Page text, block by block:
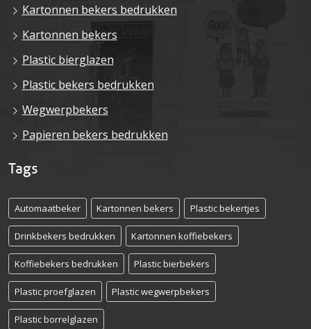
Kartonnen bekers bedrukken
Kartonnen bekers
Plastic bierglazen
Plastic bekers bedrukken
Wegwerpbekers
Papieren bekers bedrukken
Tags
Automaatbeker Kartonnen bekers Plastic bekertjes
Drinkbekers bedrukken Kartonnen koffiebekers
Koffiebekers bedrukken Plastic bierbekers
Plastic proefglazen Plastic wegwerpbekers
Plastic borrelglazen